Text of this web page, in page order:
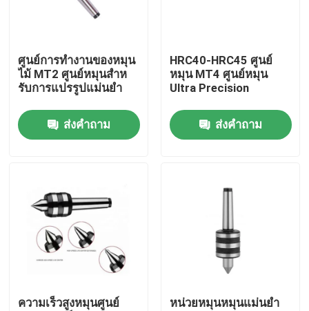
ทัวร์โรงงาน
ควบคุมคุณภาพ
ขอใบเสนอราคา
ที่จับเครื่องมือ BT
หัวจับเครื่องมือ SK
ศูนย์การทํางานของหมุน
ไม้ MT2 ศูนย์หมุนสําห
รับการแปรรูปแม่นยํา
ส่งคำถาม
HRC40-HRC45 ศูนย์
หมุน MT4 ศูนย์หมุน
Ultra Precision
ส่งคำถาม
ความเร็วสูงหมุนศูนย์
หน่วยหมุนหมุนแม่นยํา